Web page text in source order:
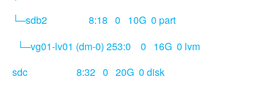
└─sdb2 8:18 0 10G 0 part
└─vg01-lv01 (dm-0) 253:0 0 16G 0 lvm
sdc 8:32 0 20G 0 disk